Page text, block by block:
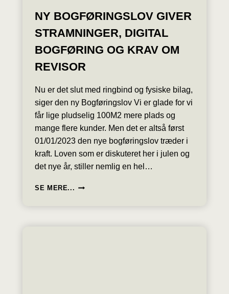
NY BOGFØRINGSLOV GIVER
STRAMNINGER, DIGITAL
BOGFØRING OG KRAV OM
REVISOR
Nu er det slut med ringbind og fysiske bilag,
siger den ny Bogføringslov Vi er glade for vi
får lige pludselig 100M2 mere plads og
mange flere kunder. Men det er altså først
01/01/2023 den nye bogføringslov træder i
kraft. Loven som er diskuteret her i julen og
det nye år, stiller nemlig en hel…
SE MERE... NY